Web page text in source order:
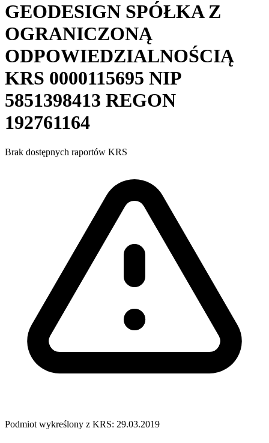
GEODESIGN SPÓŁKA Z
OGRANICZONĄ
ODPOWIEDZIALNOŚCIĄ
KRS 0000115695 NIP
5851398413 REGON
192761164
Brak dostępnych raportów KRS
Podmiot wykreślony z KRS: 29.03.2019